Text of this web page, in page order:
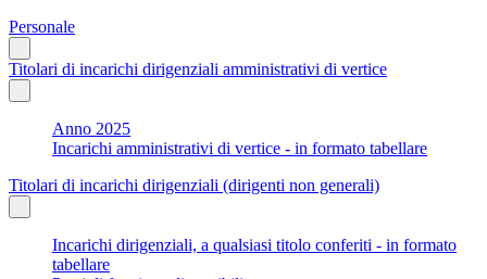
Personale
Titolari di incarichi dirigenziali amministrativi di vertice
Anno 2025
Incarichi amministrativi di vertice - in formato tabellare
Titolari di incarichi dirigenziali (dirigenti non generali)
Incarichi dirigenziali, a qualsiasi titolo conferiti - in formato
tabellare